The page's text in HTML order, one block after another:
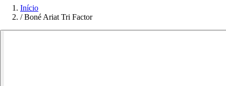
Início
/ Boné Ariat Tri Factor